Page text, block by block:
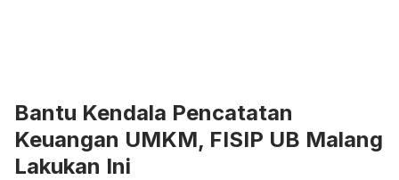
Bantu Kendala Pencatatan
Keuangan UMKM, FISIP UB Malang
Lakukan Ini